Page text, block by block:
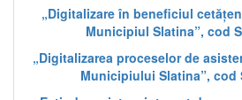
„Digitalizare în beneficiul
Municipiul Slatina”, cod
„Digitalizarea proceselor de
Municipiului Slatina”, cod